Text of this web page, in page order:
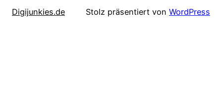
Digijunkies.de Stolz präsentiert von WordPress